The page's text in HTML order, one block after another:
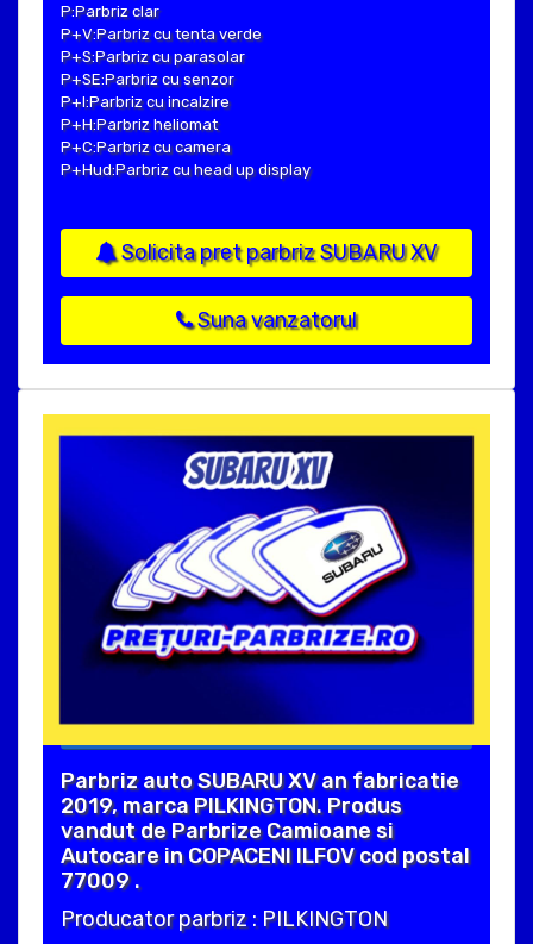
P:Parbriz clar
P+V:Parbriz cu tenta verde
P+S:Parbriz cu parasolar
P+SE:Parbriz cu senzor
P+I:Parbriz cu incalzire
P+H:Parbriz heliomat
P+C:Parbriz cu camera
P+Hud:Parbriz cu head up display
Solicita pret parbriz SUBARU XV
Suna vanzatorul
Parbriz auto SUBARU XV an fabricatie
2019, marca PILKINGTON. Produs
vandut de Parbrize Camioane si
Autocare in COPACENI ILFOV cod postal
77009 .
Producator parbriz : PILKINGTON